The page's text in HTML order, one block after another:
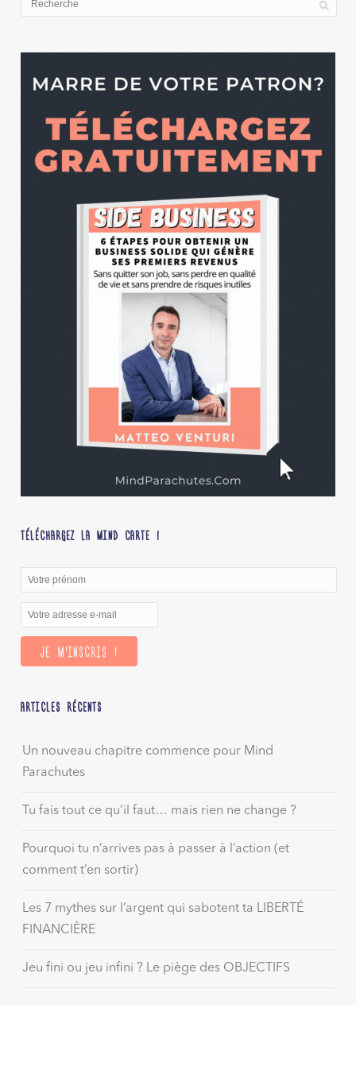
TÉLÉCHARGEZ LA MIND CARTE !
ARTICLES RÉCENTS
Un nouveau chapitre commence pour Mind
Parachutes
Tu fais tout ce qu’il faut… mais rien ne change ?
Pourquoi tu n’arrives pas à passer à l’action (et
comment t’en sortir)
Les 7 mythes sur l’argent qui sabotent ta LIBERTÉ
FINANCIÈRE
Jeu fini ou jeu infini ? Le piège des OBJECTIFS